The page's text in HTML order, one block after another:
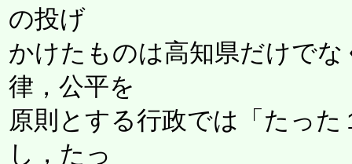
の投げ
かけたものは高知県だけで
律，公平を
原則とする行政では「たっ
し，たっ